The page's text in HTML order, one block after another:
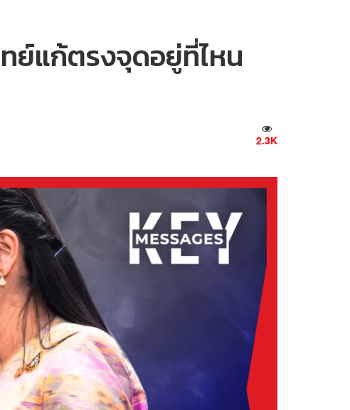
ย์แก้ตรงจุดอยู่ที่ไหน
2.3K